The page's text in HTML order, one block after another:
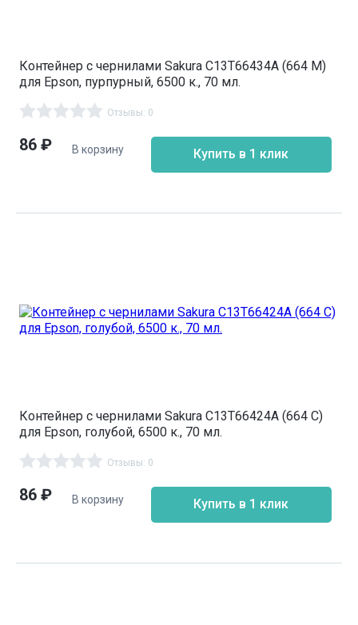
Контейнер с чернилами Sakura C13T66434A (664 M)
для Epson, пурпурный, 6500 к., 70 мл.
Отзывы: 0
86 ₽ В корзину Купить в 1 клик
Контейнер с чернилами Sakura C13T66424A (664 C)
для Epson, голубой, 6500 к., 70 мл.
Отзывы: 0
86 ₽ В корзину Купить в 1 клик